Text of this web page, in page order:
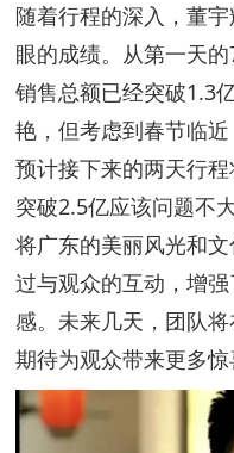
随着行程的深入，董
眼的成绩。从第一天
销售总额已经突破1.3
艳，但考虑到春节临近
预计接下来的两天行
突破2.5亿应该问题不
将广东的美丽风光和
过与观众的互动，增
感。未来几天，团队
期待为观众带来更多惊